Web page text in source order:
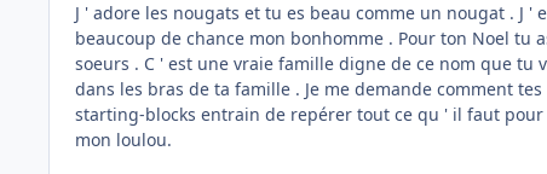
J ' adore les nougats et tu es beau comme un nougat . J
beaucoup de chance mon bonhomme . Pour ton Noel tu
soeurs . C ' est une vraie famille digne de ce nom que
dans les bras de ta famille . Je me demande comment
starting-blocks entrain de repérer tout ce qu ' il faut
mon loulou.